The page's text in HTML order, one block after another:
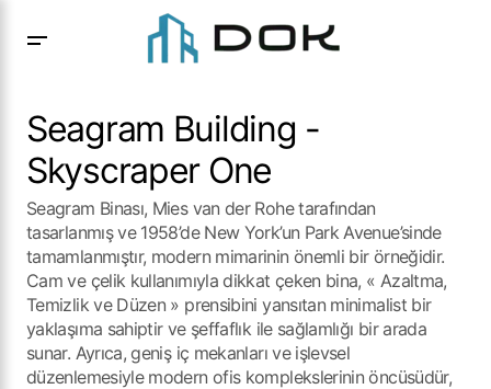
Seagram Building -
Skyscraper One
Seagram Binası, Mies van der Rohe tarafından
tasarlanmış ve 1958’de New York’un Park Avenue’sinde
tamamlanmıştır, modern mimarinin önemli bir örneğidir.
Cam ve çelik kullanımıyla dikkat çeken bina, « Azaltma,
Temizlik ve Düzen » prensibini yansıtan minimalist bir
yaklaşıma sahiptir ve şeffaflık ile sağlamlığı bir arada
sunar. Ayrıca, geniş iç mekanları ve işlevsel
düzenlemesiyle modern ofis komplekslerinin öncüsüdür,